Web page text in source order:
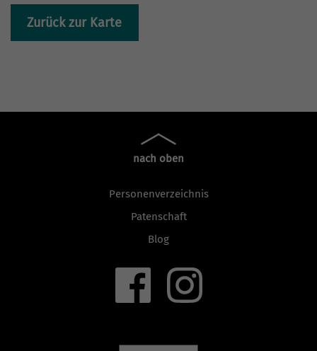
Zurück zur Karte
nach oben
Personenverzeichnis
Patenschaft
Blog